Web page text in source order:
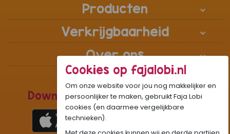
Producten
Verkrijgbaarheid
Over ons
Download de Recepten Webapp
Cookies op fajalobi.nl
Om onze website voor jou nog makkelijker en
persoonlijker te maken, gebruikt Faja Lobi
cookies (en daarmee vergelijkbare
technieken).